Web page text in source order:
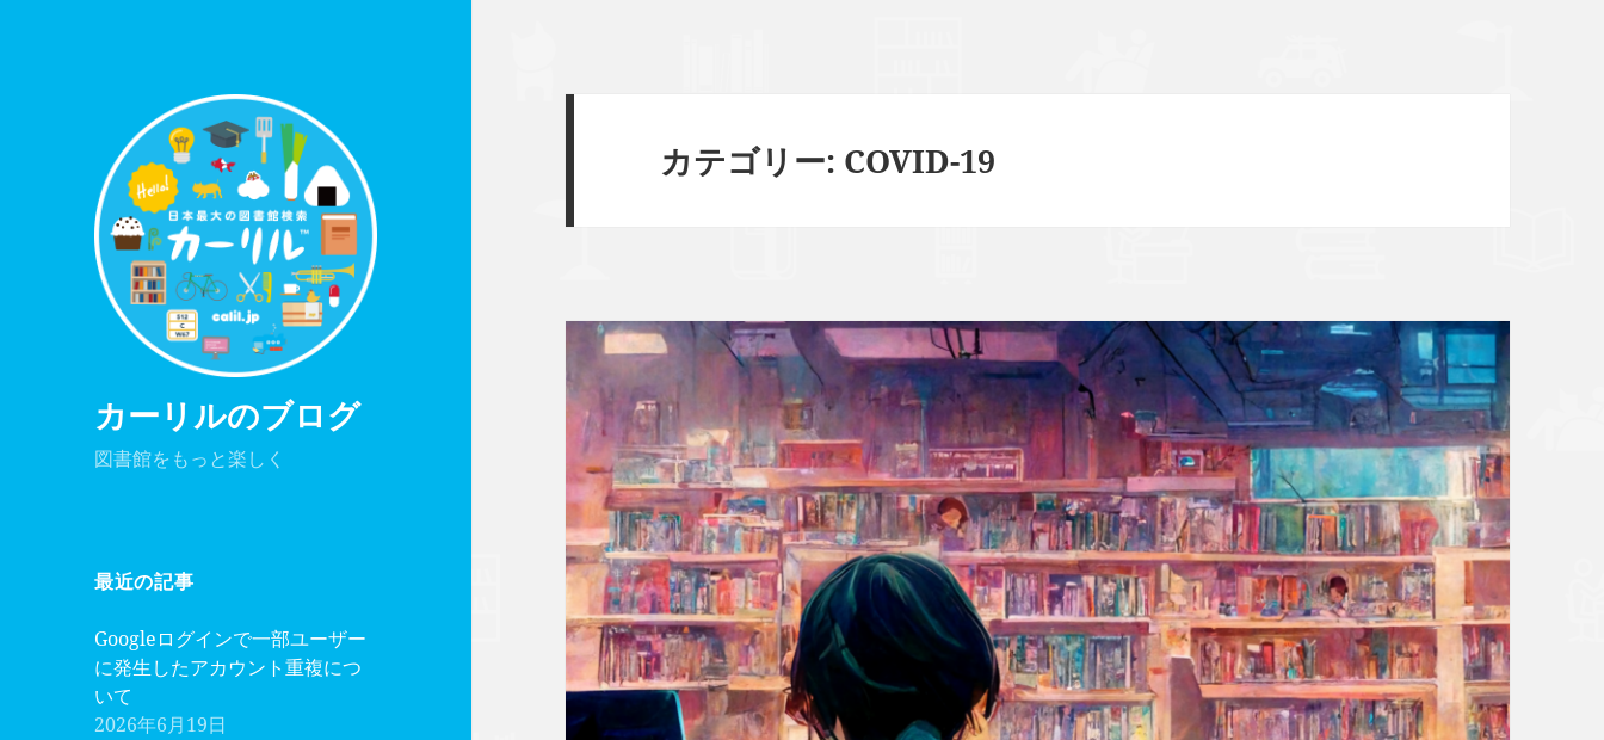
カーリルのブログ
図書館をもっと楽しく
最近の記事
Googleログインで一部ユーザー
に発生したアカウント重複につ
いて
2026年6月19日
カテゴリー: COVID-19